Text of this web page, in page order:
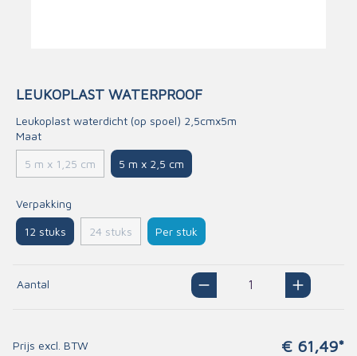
LEUKOPLAST WATERPROOF
Leukoplast waterdicht (op spoel) 2,5cmx5m
Maat
5 m x 1,25 cm 5 m x 2,5 cm
Verpakking
12 stuks 24 stuks Per stuk
Aantal
Prijs excl. BTW € 61,49*